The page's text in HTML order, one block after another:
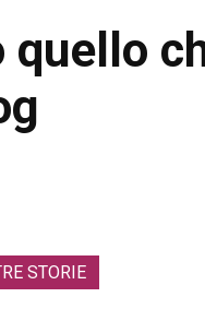
quello
STORIE